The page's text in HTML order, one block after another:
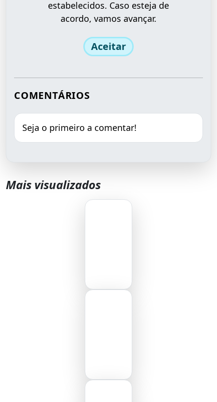
estabelecidos. Caso esteja de
acordo, vamos avançar.
Aceitar
COMENTÁRIOS
Seja o primeiro a comentar!
Mais visualizados